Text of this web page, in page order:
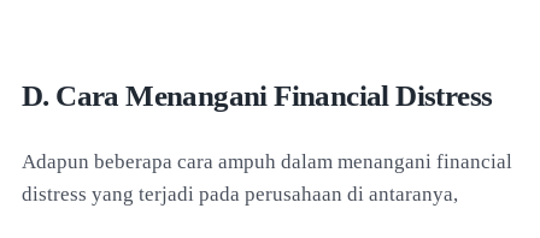
D. Cara Menangani Financial Distress
Adapun beberapa cara ampuh dalam menangani financial
distress yang terjadi pada perusahaan di antaranya,